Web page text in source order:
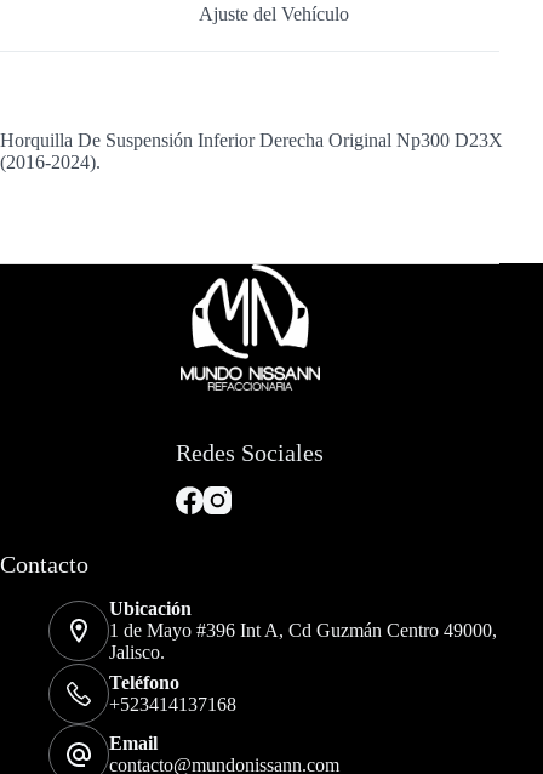
Ajuste del Vehículo
Horquilla De Suspensión Inferior Derecha Original Np300 D23X
(2016-2024).
Redes Sociales
Contacto
Ubicación
1 de Mayo #396 Int A, Cd Guzmán Centro 49000,
Jalisco.
Teléfono
+523414137168
Email
contacto@mundonissann.com